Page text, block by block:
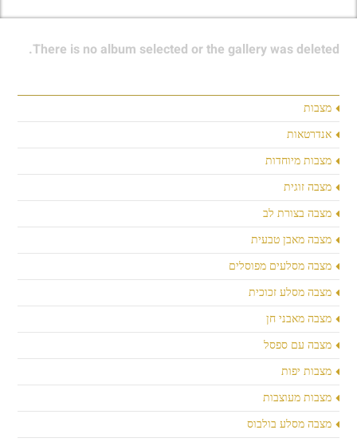
מצבות
אנדרטאות
מצבות מיוחדות
מצבה זוגית
מצבה בצורת לב
מצבה מאבן טבעית
מצבה מסלעים מפוסלים
מצבה מסלע זכוכית
מצבה מאבני חן
מצבה עם ספסל
מצבות יפות
מצבות מעוצבות
מצבה מסלע בולבוס
There is no album selected or the gallery was deleted.